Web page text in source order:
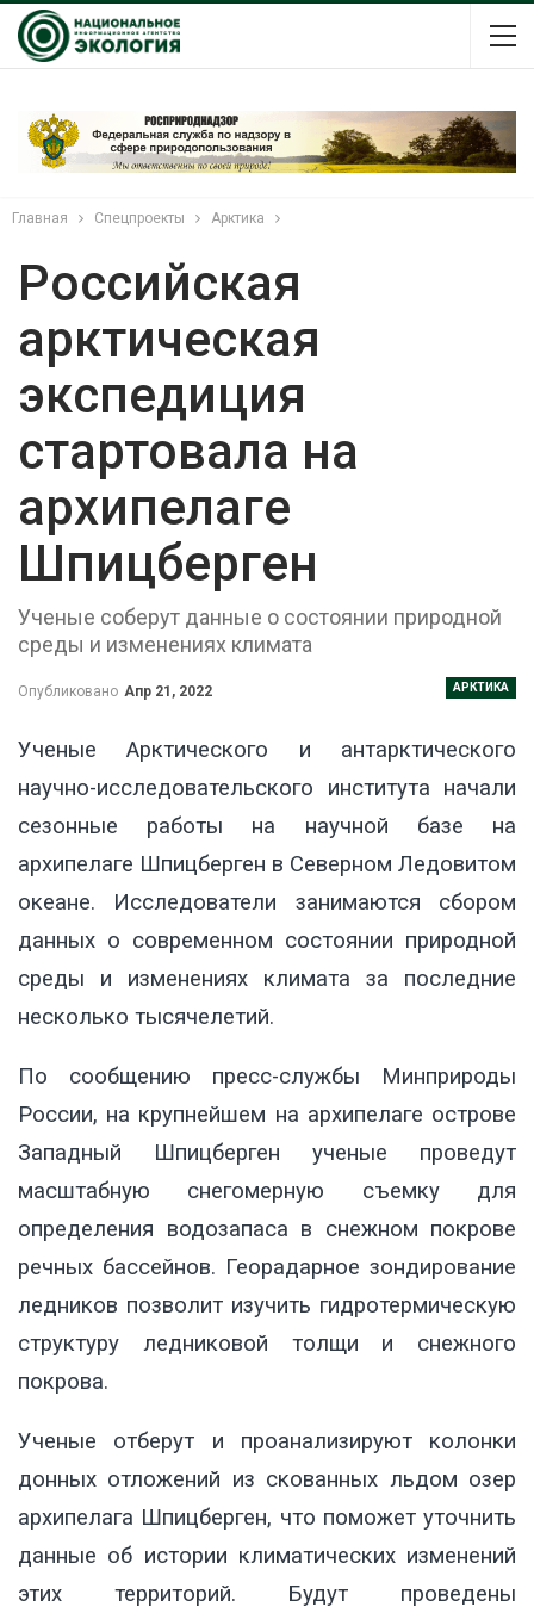
Главная Спецпроекты Арктика
Российская
арктическая
экспедиция
стартовала на
архипелаге
Шпицберген
Ученые соберут данные о состоянии природной
среды и изменениях климата
АРКТИКА
Опубликовано Апр 21, 2022
Ученые Арктического и антарктического
научно-исследовательского института начали
сезонные работы на научной базе на
архипелаге Шпицберген в Северном Ледовитом
океане. Исследователи занимаются сбором
данных о современном состоянии природной
среды и изменениях климата за последние
несколько тысячелетий.
По сообщению пресс-службы Минприроды
России, на крупнейшем на архипелаге острове
Западный Шпицберген ученые проведут
масштабную снегомерную съемку для
определения водозапаса в снежном покрове
речных бассейнов. Георадарное зондирование
ледников позволит изучить гидротермическую
структуру ледниковой толщи и снежного
покрова.
Ученые отберут и проанализируют колонки
донных отложений из скованных льдом озер
архипелага Шпицберген, что поможет уточнить
данные об истории климатических изменений
этих территорий. Будут проведены